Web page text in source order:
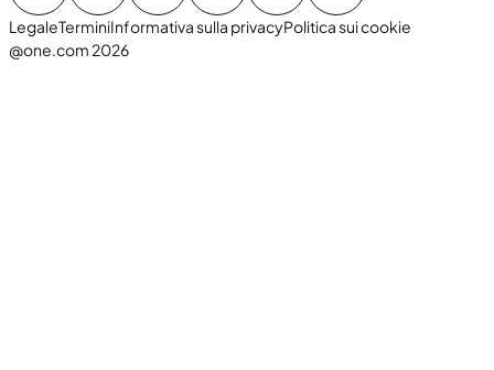
LegaleTerminiInformativa sulla privacyPolitica sui cookie
@one.com 2026